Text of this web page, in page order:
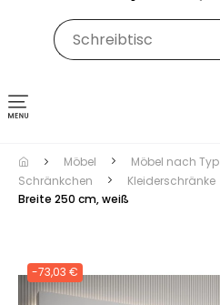
Umschalten
der
Navigation
Möbel Möbel nach Typ
Schränkchen
Kleiderschränke
Breite 250 cm, weiß
-73,03 €